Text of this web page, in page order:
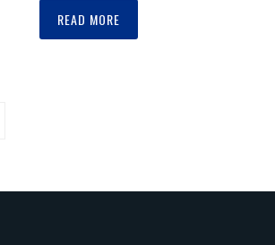
READ MORE